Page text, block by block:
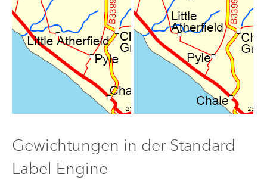
Gewichtungen in der Standard
Label Engine